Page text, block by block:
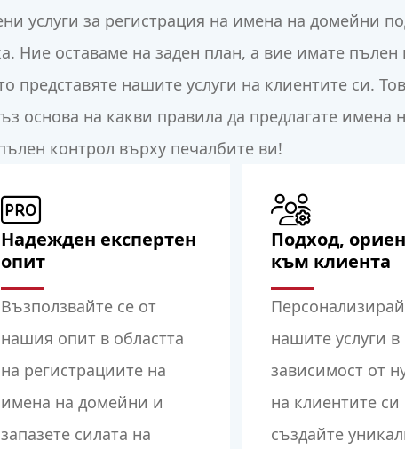
услуги за регистрация на имена на домейни
Ние оставаме на заден план, а вие имате пълен
представяте нашите услуги на клиентите си.
основа на какви правила да предлагате имена
контрол върху печалбите ви!
Надежден експертен
опит
Възползвайте се от
нашия опит в областта
на регистрациите на
имена на домейни и
запазете силата на
Подход,
към клиента
нашите услуги в
зависимост от
на клиентите си
създайте